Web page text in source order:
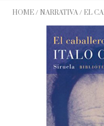
HOME/ NARRATIVA/ EL